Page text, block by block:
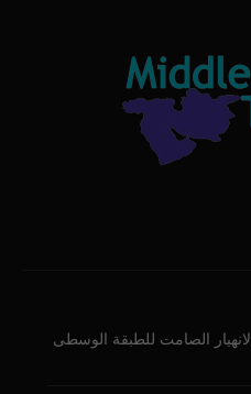
الصامت للطبقة الوسطى